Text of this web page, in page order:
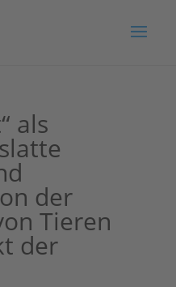
als
der
Tieren
der